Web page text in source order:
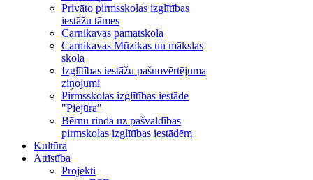
Privāto pirmsskolas izglītības
iestāžu tāmes
Carnikavas pamatskola
Carnikavas Mūzikas un mākslas
skola
Izglītības iestāžu pašnovērtējuma
ziņojumi
Pirmsskolas izglītības iestāde
"Piejūra"
Bērnu rinda uz pašvaldības
pirmskolas izglītības iestādēm
Kultūra
Attīstība
Projekti